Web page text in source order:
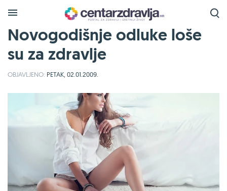
Novogodišnje odluke loše
su za zdravlje
OBJAVLJENO: PETAK, 02.01.2009.